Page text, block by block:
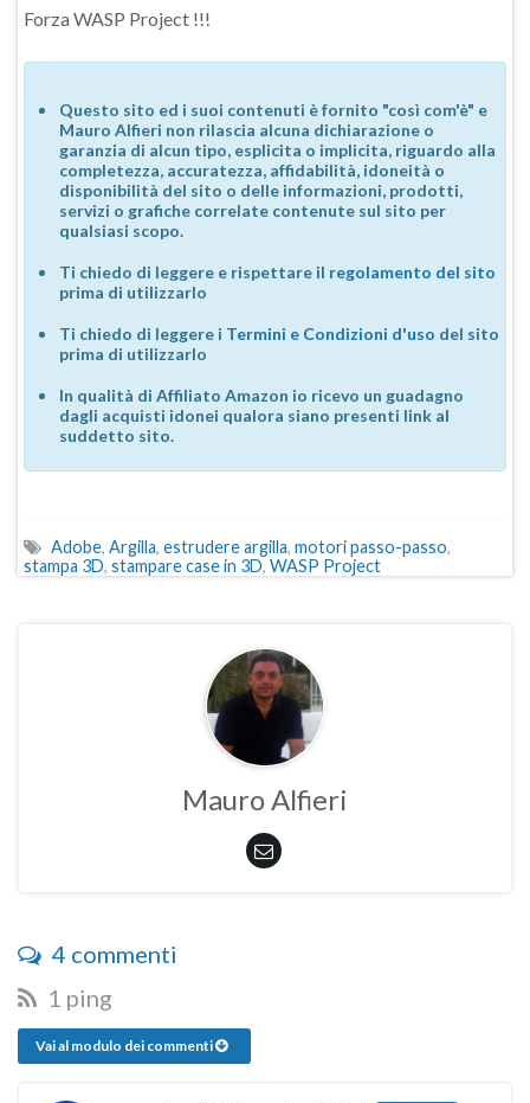
Forza WASP Project !!!
Questo sito ed i suoi contenuti è fornito "così com'è" e
Mauro Alfieri non rilascia alcuna dichiarazione o
garanzia di alcun tipo, esplicita o implicita, riguardo alla
completezza, accuratezza, affidabilità, idoneità o
disponibilità del sito o delle informazioni, prodotti,
servizi o grafiche correlate contenute sul sito per
qualsiasi scopo.
Ti chiedo di leggere e rispettare il regolamento del sito
prima di utilizzarlo
Ti chiedo di leggere i Termini e Condizioni d'uso del sito
prima di utilizzarlo
In qualità di Affiliato Amazon io ricevo un guadagno
dagli acquisti idonei qualora siano presenti link al
suddetto sito.
Adobe, Argilla, estrudere argilla, motori passo-passo,
stampa 3D, stampare case in 3D, WASP Project
Mauro Alfieri
4 commenti
1 ping
Vai al modulo dei commenti